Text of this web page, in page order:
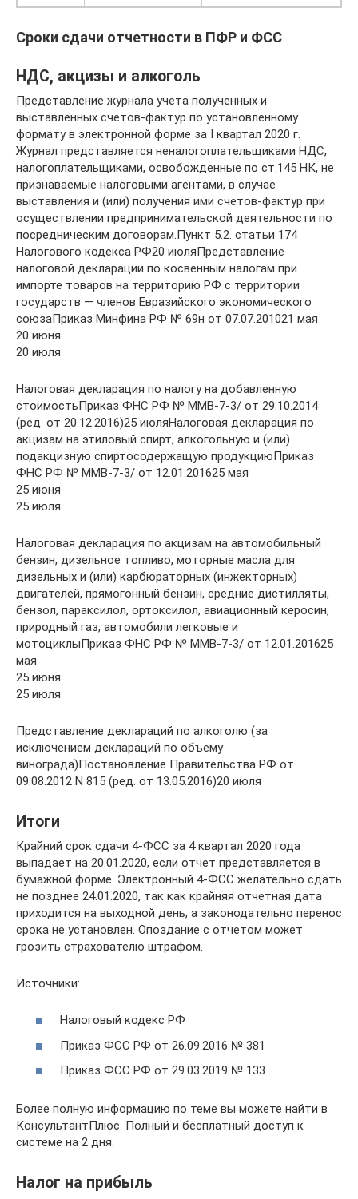
Сроки сдачи отчетности в ПФР и ФСС
НДС, акцизы и алкоголь
Представление журнала учета полученных и
выставленных счетов-фактур по установленному
формату в электронной форме за I квартал 2020 г.
Журнал представляется неналогоплательщиками НДС,
налогоплательщиками, освобожденные по ст.145 НК, не
признаваемые налоговыми агентами, в случае
выставления и (или) получения ими счетов-фактур при
осуществлении предпринимательской деятельности по
посредническим договорам.Пункт 5.2. статьи 174
Налогового кодекса РФ20 июляПредставление
налоговой декларации по косвенным налогам при
импорте товаров на территорию РФ с территории
государств — членов Евразийского экономического
союзаПриказ Минфина РФ № 69н от 07.07.201021 мая
20 июня
20 июля
Налоговая декларация по налогу на добавленную
стоимостьПриказ ФНС РФ № ММВ-7-3/ от 29.10.2014
(ред. от 20.12.2016)25 июляНалоговая декларация по
акцизам на этиловый спирт, алкогольную и (или)
подакцизную спиртосодержащую продукциюПриказ
ФНС РФ № ММВ-7-3/ от 12.01.201625 мая
25 июня
25 июля
Налоговая декларация по акцизам на автомобильный
бензин, дизельное топливо, моторные масла для
дизельных и (или) карбюраторных (инжекторных)
двигателей, прямогонный бензин, средние дистилляты,
бензол, параксилол, ортоксилол, авиационный керосин,
природный газ, автомобили легковые и
мотоциклыПриказ ФНС РФ № ММВ-7-3/ от 12.01.201625
мая
25 июня
25 июля
Представление деклараций по алкоголю (за
исключением деклараций по объему
винограда)Постановление Правительства РФ от
09.08.2012 N 815 (ред. от 13.05.2016)20 июля
Итоги
Крайний срок сдачи 4-ФСС за 4 квартал 2020 года
выпадает на 20.01.2020, если отчет представляется в
бумажной форме. Электронный 4-ФСС желательно сдать
не позднее 24.01.2020, так как крайняя отчетная дата
приходится на выходной день, а законодательно перенос
срока не установлен. Опоздание с отчетом может
грозить страхователю штрафом.
Источники:
Налоговый кодекс РФ
Приказ ФСС РФ от 26.09.2016 № 381
Приказ ФСС РФ от 29.03.2019 № 133
Более полную информацию по теме вы можете найти в
КонсультантПлюс. Полный и бесплатный доступ к
системе на 2 дня.
Налог на прибыль